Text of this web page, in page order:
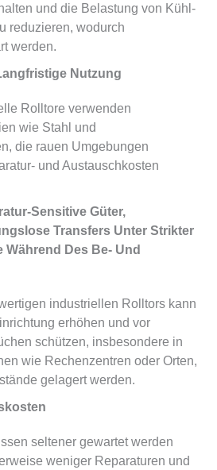
und die Belastung von Kühl-
reduzieren, wodurch
werden.
Nutzung
Rolltore verwenden
wie Stahl und
die rauen Umgebungen
und Austauschkosten
Sensitive Güter,
Transfers Unter Strikter
Des Be- Und
industriellen Rolltors kann
erhöhen und vor
schützen, insbesondere in
wie Rechenzentren oder Orten,
gelagert werden.
seltener gewartet werden
weniger Reparaturen und